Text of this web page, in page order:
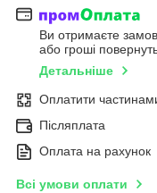
Ви отримаєте
або гроші
Детальніше
Оплатити
Післяплата
Оплата на рахунок
Всі умови оплати